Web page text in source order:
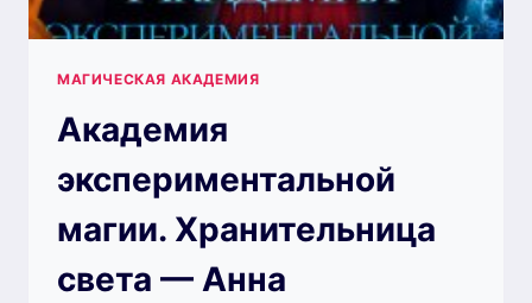
МАГИЧЕСКАЯ АКАДЕМИЯ
Академия
экспериментальной
магии. Хранительница
света — Анна